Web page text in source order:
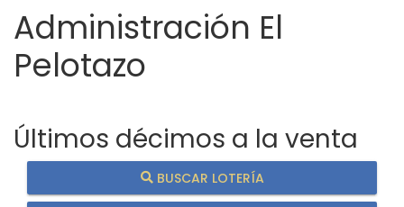
Administración El
Pelotazo
Últimos décimos a la venta
BUSCAR LOTERÍA